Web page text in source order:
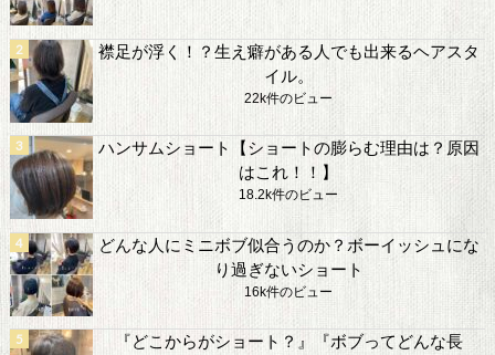
襟足が浮く！？生え癖がある人でも出来るヘアスタ
イル。
22k件のビュー
ハンサムショート【ショートの膨らむ理由は？原因
はこれ！！】
18.2k件のビュー
どんな人にミニボブ似合うのか？ボーイッシュにな
り過ぎないショート
16k件のビュー
『どこからがショート？』『ボブってどんな長